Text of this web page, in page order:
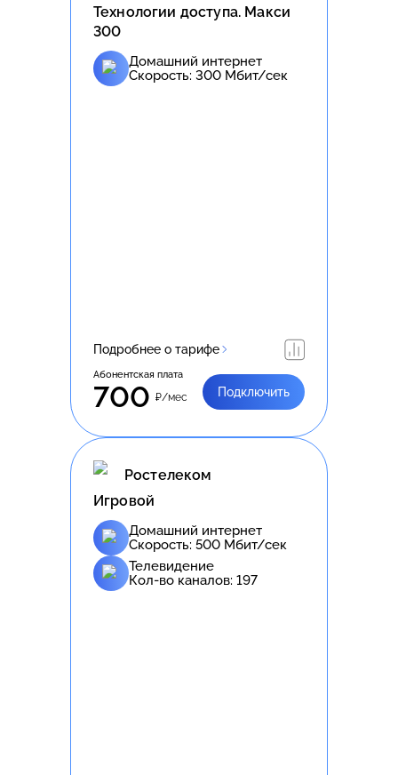
Технологии доступа. Макси
300
Домашний интернет
Скорость: 300 Мбит/сек
Подробнее о тарифе
Абонентская плата
700 ₽/мес Подключить
Ростелеком
Игровой
Домашний интернет
Скорость: 500 Мбит/сек
Телевидение
Кол-во каналов: 197